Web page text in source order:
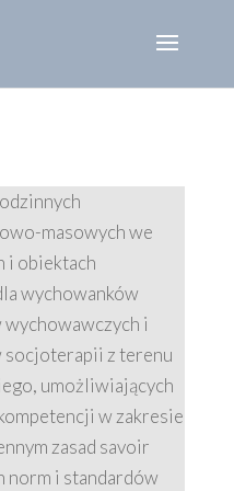
masowych we
i obiektach
wychowanków
i
socjoterapii z terenu
umożliwiających
w zakresie
zasad savoir
norm i standardów